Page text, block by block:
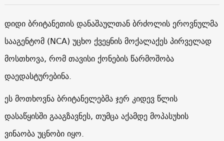
დიდი ბრიტანეთის დანაშაულთან ბრძოლის ეროვნულმა
სააგენტომ (NCA) უცხო ქვეყნის მოქალაქეს პირველად
მოსთხოვა, რომ თავისი ქონების წარმოშობა
დაედასტურებინა.
ეს მოთხოვნა ბრიტანელებმა ჯერ კიდევ წლის
დასაწყისში გააგზავნეს, თუმცა აქამდე მოპასუხის
ვინაობა უცნობი იყო.